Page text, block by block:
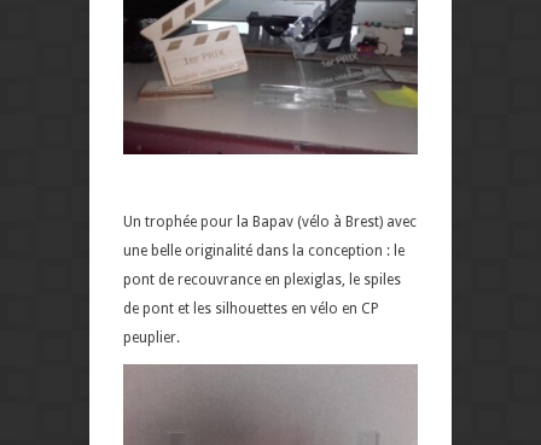
Un trophée pour la Bapav (vélo à Brest) avec
une belle originalité dans la conception : le
pont de recouvrance en plexiglas, le spiles
de pont et les silhouettes en vélo en CP
peuplier.